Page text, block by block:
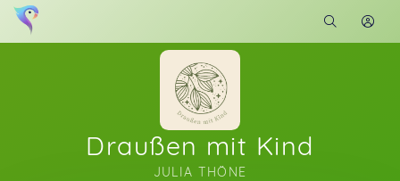
Draußen mit Kind
JULIA THÖNE